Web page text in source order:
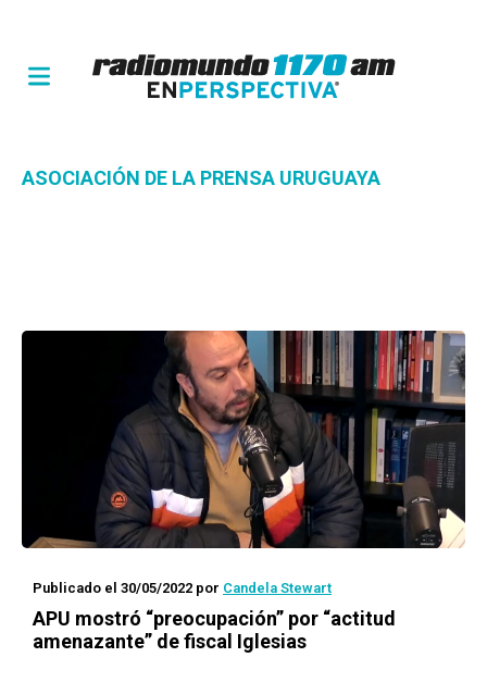
ASOCIACIÓN DE LA PRENSA URUGUAYA
Publicado el 30/05/2022 por Candela Stewart
APU mostró “preocupación” por “actitud
amenazante” de fiscal Iglesias